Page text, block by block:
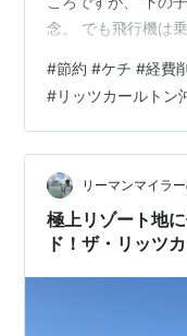
念。 でも飛行機は
リッツカールトン
たい←ただやりたい
もういってしまえ
けでとんでもない
代は無料です なん
ジネスのお…
#節約 #ケチ #経費
#リッツカールトン
リーマンマイラ
極上リゾート地
ド！ザ・リッツ